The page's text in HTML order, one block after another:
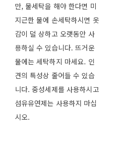
만, 물세탁을 해야 한다면 미
지근한 물에 손세탁하시면 옷
감이 덜 상하고 오랫동안 사
용하실 수 있습니다. 뜨거운
물에는 세탁하지 마세요. 인
견의 특성상 줄어들 수 있습
니다. 중성세제를 사용하시고
섬유유연제는 사용하지 마십
시오.